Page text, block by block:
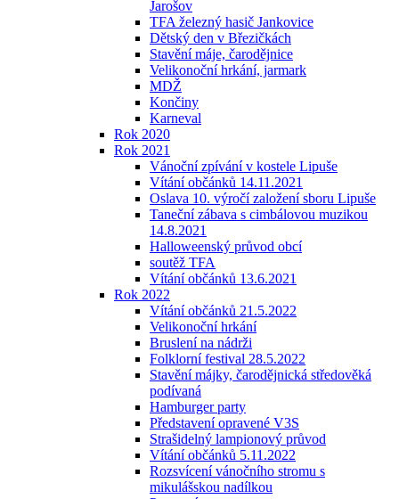
Jarošov
TFA železný hasič Jankovice
Dětský den v Březičkách
Stavění máje, čarodějnice
Velikonoční hrkání, jarmark
MDŽ
Končiny
Karneval
Rok 2020
Rok 2021
Vánoční zpívání v kostele Lipuše
Vítání občánků 14.11.2021
Oslava 10. výročí založení sboru Lipuše
Taneční zábava s cimbálovou muzikou
14.8.2021
Halloweenský průvod obcí
soutěž TFA
Vítání občánků 13.6.2021
Rok 2022
Vítání občánků 21.5.2022
Velikonoční hrkání
Bruslení na nádrži
Folklorní festival 28.5.2022
Stavění májky, čarodějnická středověká
podívaná
Hamburger party
Představení opravené V3S
Strašidelný lampionový průvod
Vítání občánků 5.11.2022
Rozsvícení vánočního stromu s
mikulášskou nadílkou